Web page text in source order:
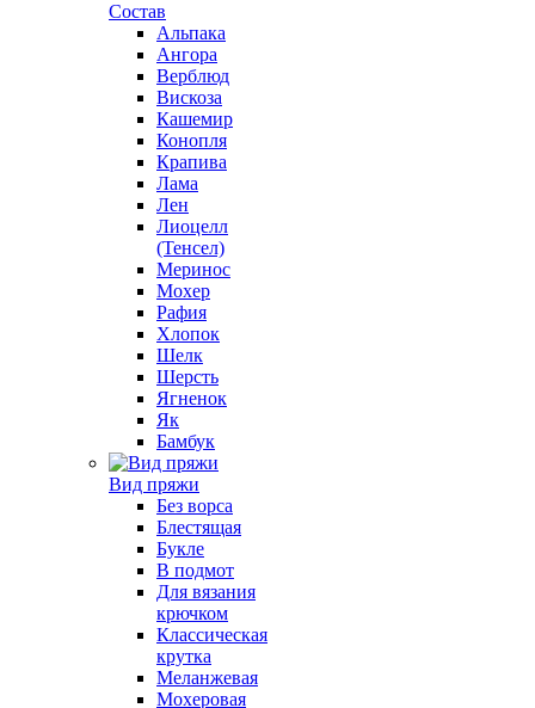
Состав
Альпака
Ангора
Верблюд
Вискоза
Кашемир
Конопля
Крапива
Лама
Лен
Лиоцелл
(Тенсел)
Меринос
Мохер
Рафия
Хлопок
Шелк
Шерсть
Ягненок
Як
Бамбук
Вид пряжи
Без ворса
Блестящая
Букле
В подмот
Для вязания
крючком
Классическая
крутка
Меланжевая
Мохеровая